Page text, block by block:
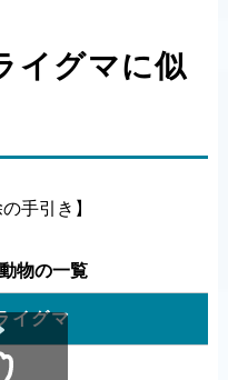
イグマに似
手引き】
物の一覧
イグマ